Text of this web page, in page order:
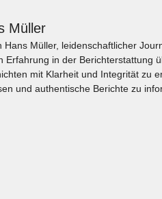
Müller
Hans Müller, leidenschaftlicher
Erfahrung in der Berichterstattung
mit Klarheit und Integrität zu
und authentische Berichte zu